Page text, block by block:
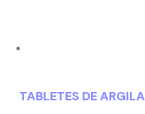
TABLETES DE ARGILA